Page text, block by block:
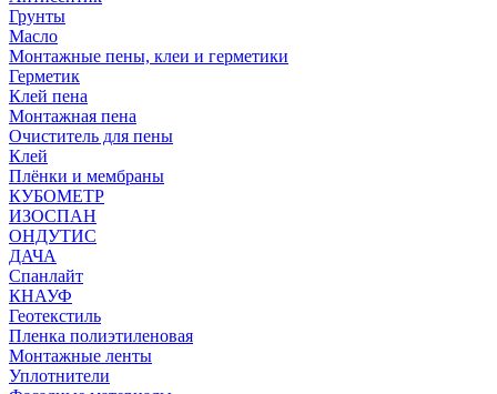
Грунты
Масло
Монтажные пены, клеи и герметики
Герметик
Клей пена
Монтажная пена
Очиститель для пены
Клей
Плёнки и мембраны
КУБОМЕТР
ИЗОСПАН
ОНДУТИС
ДАЧА
Спанлайт
КНАУФ
Геотекстиль
Пленка полиэтиленовая
Монтажные ленты
Уплотнители